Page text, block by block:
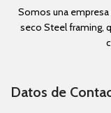
Somos una
seco Steel framing,
Datos de